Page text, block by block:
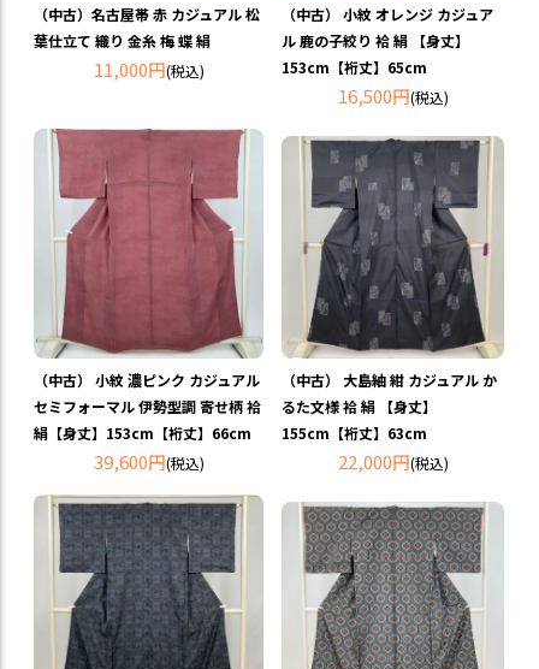
（中古）名古屋帯 赤 カジュアル 松
葉仕立て 織り 金糸 梅 蝶 絹
11,000円(税込)
（中古） 小紋 オレンジ カジュア
ル 鹿の子絞り 袷 絹 【身丈】
153cm【裄丈】65cm
16,500円(税込)
（中古） 小紋 濃ピンク カジュアル
セミフォーマル 伊勢型調 寄せ柄 袷
絹【身丈】153cm【裄丈】66cm
39,600円(税込)
（中古） 大島紬 紺 カジュアル か
るた文様 袷 絹 【身丈】
155cm【裄丈】63cm
22,000円(税込)